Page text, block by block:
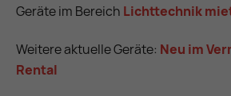
Geräte im Bereich Lichttechnik
Weitere aktuelle Geräte: Neu im
Rental